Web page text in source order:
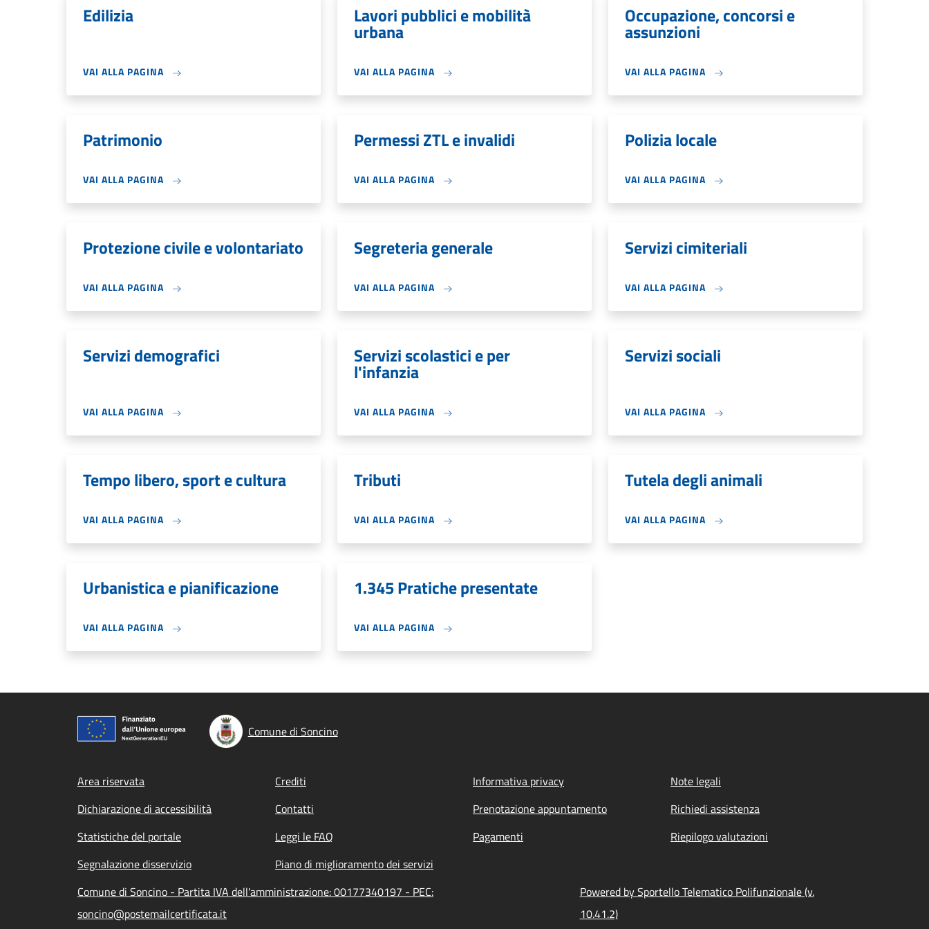
Edilizia
VAI ALLA PAGINA
Lavori pubblici e mobilità
urbana
VAI ALLA PAGINA
Occupazione, concorsi e
assunzioni
VAI ALLA PAGINA
Patrimonio
VAI ALLA PAGINA
Permessi ZTL e invalidi
VAI ALLA PAGINA
Polizia locale
VAI ALLA PAGINA
Protezione civile e volontariato
VAI ALLA PAGINA
Segreteria generale
VAI ALLA PAGINA
Servizi cimiteriali
VAI ALLA PAGINA
Servizi demografici
VAI ALLA PAGINA
Servizi scolastici e per
l'infanzia
VAI ALLA PAGINA
Servizi sociali
VAI ALLA PAGINA
Tempo libero, sport e cultura
VAI ALLA PAGINA
Tributi
VAI ALLA PAGINA
Tutela degli animali
VAI ALLA PAGINA
Urbanistica e pianificazione
VAI ALLA PAGINA
1.345 Pratiche presentate
VAI ALLA PAGINA
Comune di Soncino
Footer menu
Area riservata Crediti Informativa privacy
Note legali
Dichiarazione di accessibilità
Contatti Prenotazione appuntamento
Richiedi assistenza
Statistiche del portale
Leggi le FAQ Pagamenti
Riepilogo valutazioni
Segnalazione disservizio
Piano di miglioramento dei servizi
Comune di Soncino - Partita IVA dell'amministrazione: 00177340197 - PEC:
soncino@postemailcertificata.it
Powered by Sportello Telematico Polifunzionale (v.
10.41.2)